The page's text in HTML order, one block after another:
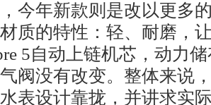
今年新款则是改以更多
质的特性：轻、耐磨，
5自动上链机芯，动力
阀没有改变。整体来说
表设计靠拢，并讲求实